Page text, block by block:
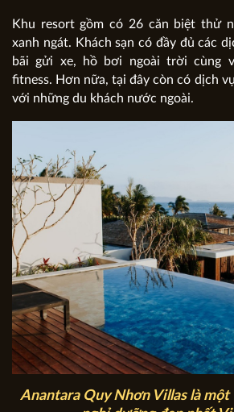
Khu resort gồm có 26 căn biệt thử
xanh ngát. Khách sạn có đầy đủ các
bãi gửi xe, hồ bơi ngoài trời cùng
fitness. Hơn nữa, tại đây còn có dịch
với những du khách nước ngoài.
Anantara Quy Nhơn Villas là